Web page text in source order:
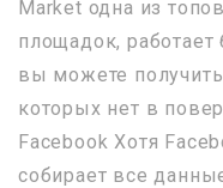
Market одна из
площадок,
вы можете
которых нет в
Facebook Хотя
собирает все